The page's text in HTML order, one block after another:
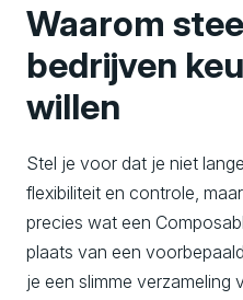
Waarom
bedrijven
willen
Stel je voor dat je niet
flexibiliteit en controle,
precies wat een
plaats van een
je een slimme verzameling